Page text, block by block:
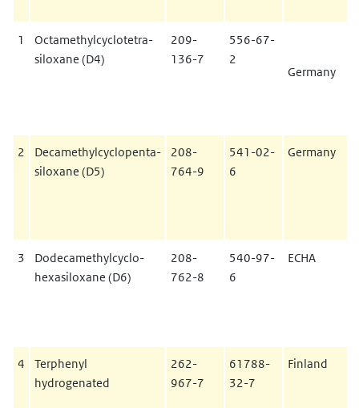
1
Octamethylcyclotetra-
siloxane (D4)
209-
136-7
556-67-
2
Germany
2
Decamethylcyclopenta-
siloxane (D5)
208-
764-9
541-02-
6
Germany
3
Dodecamethylcyclo-
hexasiloxane (D6)
208-
762-8
540-97-
6
ECHA
4
Terphenyl
hydrogenated
262-
967-7
61788-
32-7
Finland